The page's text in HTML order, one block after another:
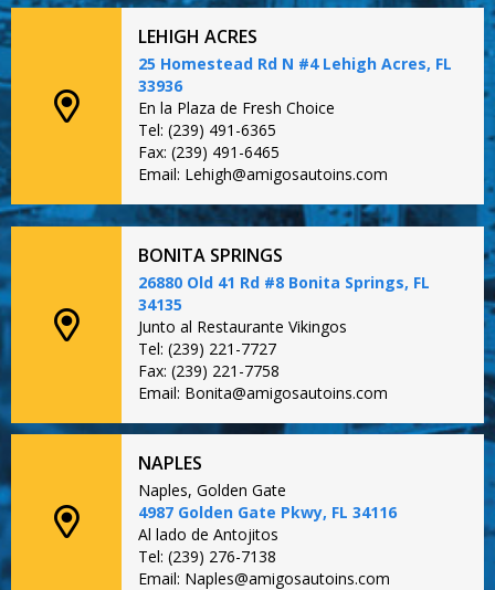
LEHIGH ACRES
25 Homestead Rd N #4 Lehigh Acres, FL
33936
En la Plaza de Fresh Choice
Tel: (239) 491-6365
Fax: (239) 491-6465
Email: Lehigh@amigosautoins.com
BONITA SPRINGS
26880 Old 41 Rd #8 Bonita Springs, FL
34135
Junto al Restaurante Vikingos
Tel: (239) 221-7727
Fax: (239) 221-7758
Email: Bonita@amigosautoins.com
NAPLES
Naples, Golden Gate
4987 Golden Gate Pkwy, FL 34116
Al lado de Antojitos
Tel: (239) 276-7138
Email: Naples@amigosautoins.com